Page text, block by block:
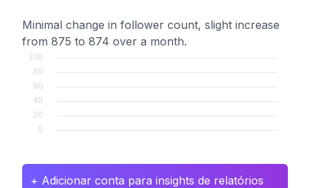
Minimal change in follower count, slight increase
from 875 to 874 over a month.
+ Adicionar conta para insights de relatórios